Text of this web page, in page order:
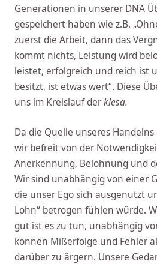
Generationen in unserer DNA
gespeichert haben wie z.B.
zuerst die Arbeit, dann das
kommt nichts, Leistung wird
leistet, erfolgreich und reich ist
besitzt, ist etwas wert“. Diese
uns im Kreislauf derklesa.
Da die Quelle unseres
wir befreit von der
Anerkennung, Belohnung und
Wir sind unabhängig von einer
die unser Ego sich ausgenutzt
Lohn“ betrogen fühlen würde.
gut ist es zu tun, unabhängig
können Mißerfolge und Fehler
darüber zu ärgern. Unsere